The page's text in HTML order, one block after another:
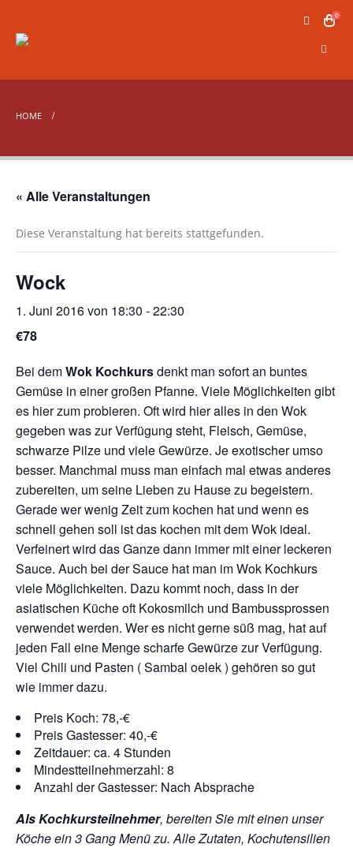
0
HOME
« Alle Veranstaltungen
Diese Veranstaltung hat bereits stattgefunden.
Wock
1. Juni 2016 von 18:30 -22:30
€78
Bei demWok Kochkursdenkt man sofort an buntes
Gemüse in einer großen Pfanne. Viele Möglichkeiten gibt
es hier zum probieren. Oft wird hier alles in den Wok
gegeben was zur Verfügung steht, Fleisch, Gemüse,
schwarze Pilze und viele Gewürze. Je exotischer umso
besser. Manchmal muss man einfach mal etwas anderes
zubereiten, um seine Lieben zu Hause zu begeistern.
Gerade wer wenig Zeit zum kochen hat und wenn es
schnell gehen soll ist das kochen mit dem Wok ideal.
Verfeinert wird das Ganze dann immer mit einer leckeren
Sauce. Auch bei der Sauce hat man im Wok Kochkurs
viele Möglichkeiten. Dazu kommt noch, dass in der
asiatischen Küche oft Kokosmilch und Bambussprossen
verwendet werden. Wer es nicht gerne süß mag, hat auf
jeden Fall eine Menge scharfe Gewürze zur Verfügung.
Viel Chili und Pasten ( Sambal oelek ) gehören so gut
wie immer dazu.
Preis Koch: 78,-€
Preis Gastesser: 40,-€
Zeitdauer: ca. 4 Stunden
Mindestteilnehmerzahl: 8
Anzahl der Gastesser: Nach Absprache
Als Kochkursteilnehmer, bereiten Sie mit einen unser
Köche ein 3 Gang Menü zu. Alle Zutaten, Kochutensilien